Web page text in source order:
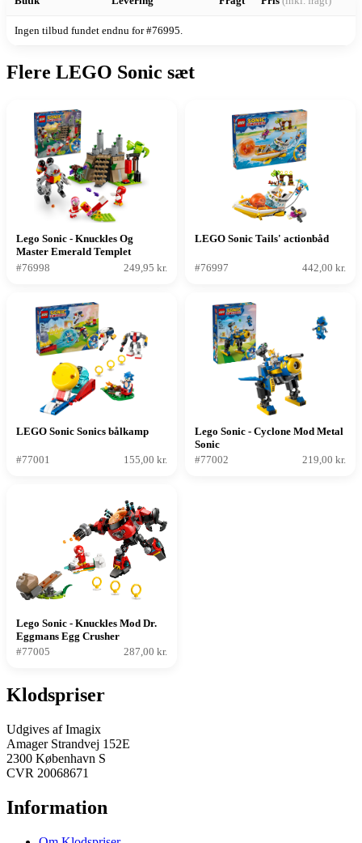
Ingen tilbud fundet endnu for #76995.
Flere LEGO Sonic sæt
Lego Sonic - Knuckles Og
Master Emerald Templet
#76998
249,95 kr.
LEGO Sonic Tails' actionbåd
#76997 442,00 kr.
LEGO Sonic Sonics bålkamp
#77001 155,00 kr.
Lego Sonic - Cyclone Mod Metal
Sonic
#77002
219,00 kr.
Lego Sonic - Knuckles Mod Dr.
Eggmans Egg Crusher
#77005
287,00 kr.
Klodspriser
Udgives af Imagix
Amager Strandvej 152E
2300 København S
CVR 20068671
Information